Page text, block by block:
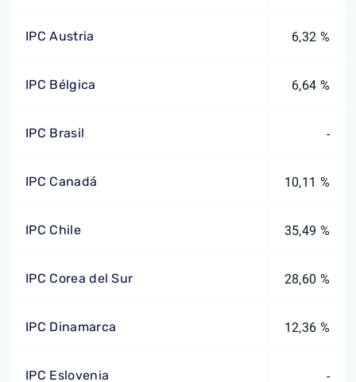
IPC Austria 6,32 %
IPC Bélgica 6,64 %
IPC Brasil -
IPC Canadá 10,11 %
IPC Chile 35,49 %
IPC Corea del Sur 28,60 %
IPC Dinamarca 12,36 %
IPC Eslovenia -